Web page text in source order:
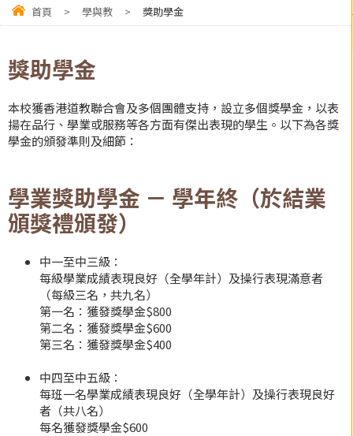
首頁 > 學與教 > 獎助學金
獎助學金
本校獲香港道教聯合會及多個團體支持，設立多個獎學金，以表
揚在品行、學業或服務等各方面有傑出表現的學生。以下為各獎
學金的頒發準則及細節：
學業獎助學金 － 學年終（於結業
頒獎禮頒發）
中一至中三級：
每級學業成績表現良好（全學年計）及操行表現滿意者
（每級三名，共九名）
第一名：獲發獎學金$800
第二名：獲發獎學金$600
第三名：獲發獎學金$400
中四至中五級：
每班一名學業成績表現良好（全學年計）及操行表現良好
者（共八名）
每名獲發獎學金$600